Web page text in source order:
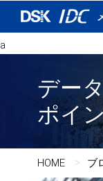
インターネットVPN
運用保守サービス
DSKあんしんネ
a
デー
ポイ
HOME ブ